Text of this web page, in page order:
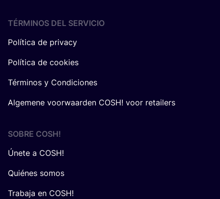
TÉRMINOS DEL SERVICIO
Política de privacy
Política de cookies
Términos y Condiciones
Algemene voorwaarden COSH! voor retailers
SOBRE COSH!
Únete a COSH!
Quiénes somos
Trabaja en COSH!